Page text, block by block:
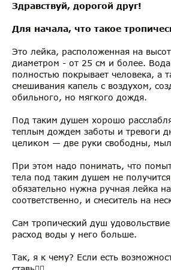
Здравствуй, дорогой друг!
Для начала, что такое
Это лейка, расположенная на
диаметром - от 25 см и более.
полностью покрывает человека, а
смешивания капель с воздухом,
обильного, но мягкого дождя.
Под таким душем хорошо
теплым дождем заботы и тревоги
целиком — две руки свободны,
При этом надо понимать, что
тела под таким душем не
обязательно нужна ручная лейка
соответственно, и смеситель на
Сам тропический душ
расход воды у него больше.
Так, я к чему? Если есть